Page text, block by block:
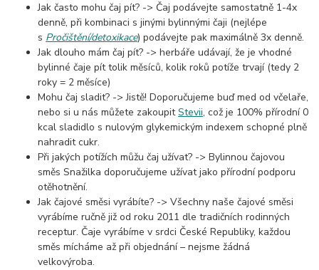
Jak často mohu čaj pít? -> Čaj podávejte samostatně 1-4x
denně, při kombinaci s jinými bylinnými čaji (nejlépe
s Pročištění/detoxikace) podávejte pak maximálně 3x denně.
Jak dlouho mám čaj pít? -> herbáře udávají, že je vhodné
bylinné čaje pít tolik měsíců, kolik roků potíže trvají (tedy 2
roky = 2 měsíce)
Mohu čaj sladit? -> Jistě! Doporučujeme buď med od včelaře,
nebo si u nás můžete zakoupitStevii, což je 100% přírodní 0
kcal sladidlo s nulovým glykemickým indexem schopné plně
nahradit cukr.
Při jakých potížích můžu čaj užívat? -> Bylinnou čajovou
směs Snažilka doporučujeme užívat jako přírodní podporu
otěhotnění.
Jak čajové směsi vyrábíte? -> Všechny naše čajové směsi
vyrábíme ručně již od roku 2011 dle tradičních rodinných
receptur. Čaje vyrábíme v srdci České Republiky, každou
směs mícháme až při objednání – nejsme žádná
velkovýroba.